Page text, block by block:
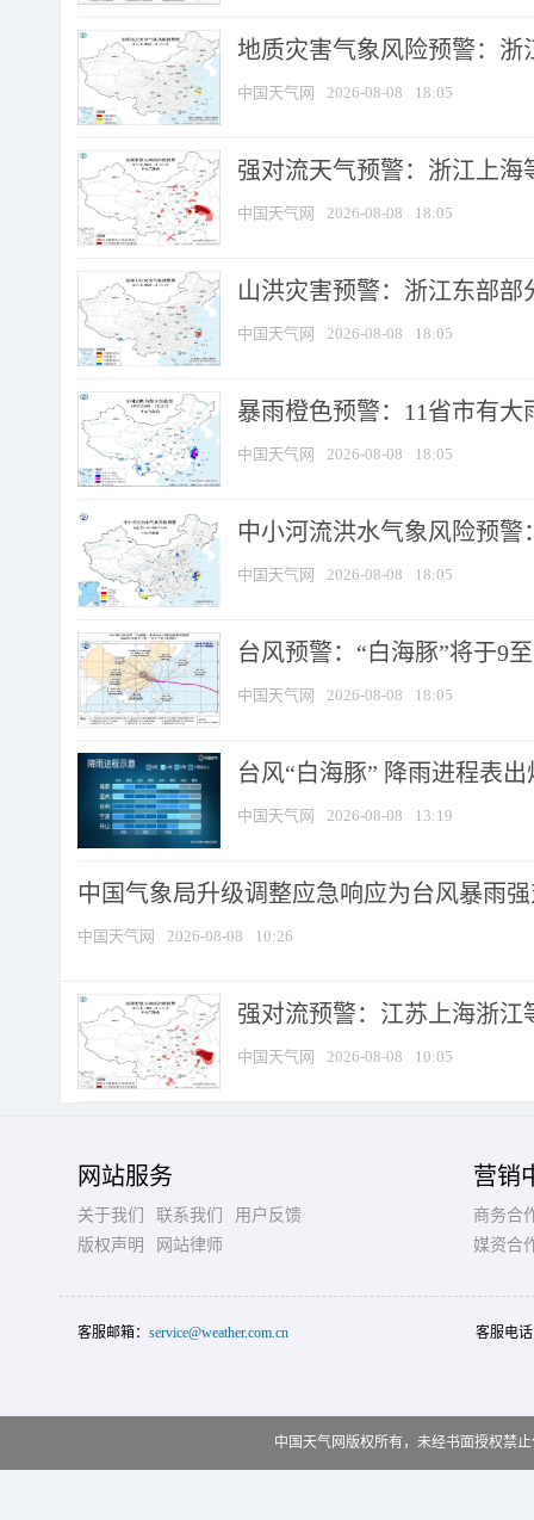
地质灾害气象风险预警：
中国天气网 2026-08-08 18:05
强对流天气预警：浙江上海
中国天气网 2026-08-08 18:05
山洪灾害预警：浙江东部
中国天气网 2026-08-08 18:05
暴雨橙色预警：11省市有
中国天气网 2026-08-08 18:05
中小河流洪水气象风险预
中国天气网 2026-08-08 18:05
台风预警：“白海豚”将于9
中国天气网 2026-08-08 18:05
台风“白海豚” 降雨进程表
中国天气网 2026-08-08 13:19
中国气象局升级调整应急响应为台风暴雨
中国天气网 2026-08-08 10:26
强对流预警：江苏上海浙江
中国天气网 2026-08-08 10:05
网站服务
关于我们 联系我们
用户反馈
版权声明
网站律师
营销
商务合
媒资合
客服邮箱： service@weather.com.cn 客服电
中国天气网版权所有，未经书面授权